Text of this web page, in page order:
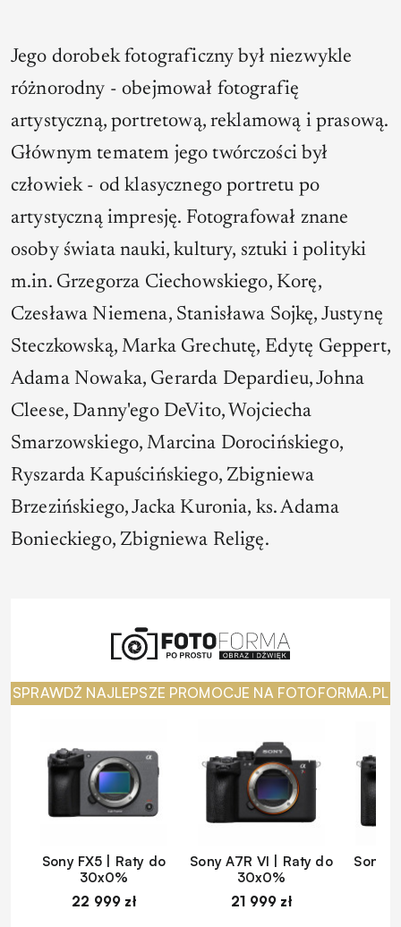
Jego dorobek fotograficzny był niezwykle
różnorodny - obejmował fotografię
artystyczną, portretową, reklamową i prasową.
Głównym tematem jego twórczości był
człowiek - od klasycznego portretu po
artystyczną impresję. Fotografował znane
osoby świata nauki, kultury, sztuki i polityki
m.in. Grzegorza Ciechowskiego, Korę,
Czesława Niemena, Stanisława Sojkę, Justynę
Steczkowską, Marka Grechutę, Edytę Geppert,
Adama Nowaka, Gerarda Depardieu, Johna
Cleese, Danny'ego DeVito, Wojciecha
Smarzowskiego, Marcina Dorocińskiego,
Ryszarda Kapuścińskiego, Zbigniewa
Brzezińskiego, Jacka Kuronia, ks. Adama
Bonieckiego, Zbigniewa Religę.
SPRAWDŹ NAJLEPSZE PROMOCJE NA FOTOFORMA.PL
Sony FX5 | Raty do
30x0%
22 999 zł
Sony A7R VI | Raty do
30x0%
21 999 zł
Sony